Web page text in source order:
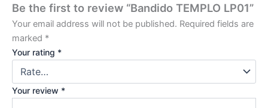
Be the first to review “Bandido TEMPLO LP01”
Your email address will not be published. Required fields are
marked *
Your rating *
Your review *